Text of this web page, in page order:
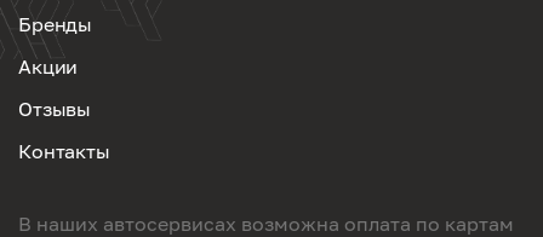
Бренды
Акции
Отзывы
Контакты
В наших автосервисах возможна оплата по картам